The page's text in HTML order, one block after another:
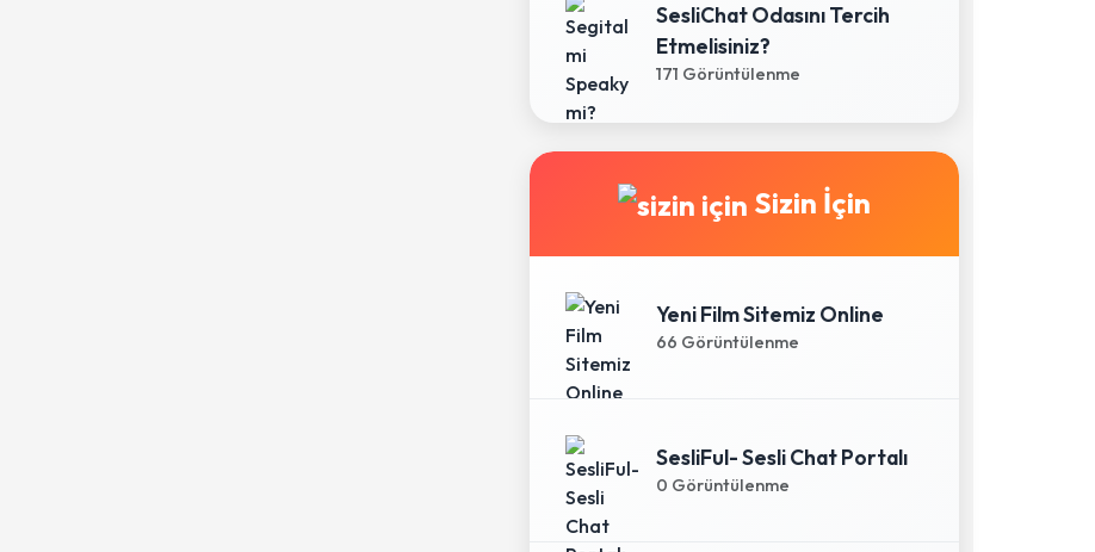
SesliChat Odasını Tercih
Etmelisiniz?
171 Görüntülenme
Sizin İçin
Yeni Film Sitemiz Online
66 Görüntülenme
SesliFul- Sesli Chat Portalı
0 Görüntülenme